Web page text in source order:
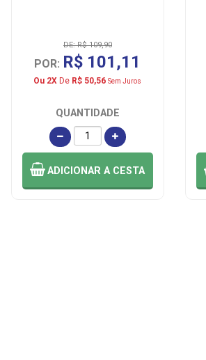
DE: R$ 109,90
POR: R$ 101,11
Ou 2X De R$ 50,56 Sem Juros
QUANTIDADE
ADICIONARA CESTA